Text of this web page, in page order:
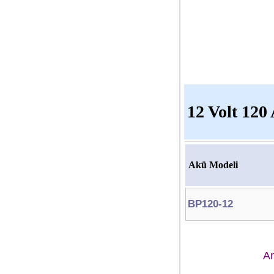
12 Volt
Akü Modeli
BP120-12